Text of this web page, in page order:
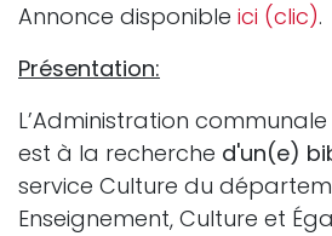
Annonce disponible ici (clic).
Présentation:
L’Administration
est à la recherche d'un(e)
service Culture du
Enseignement, Culture et